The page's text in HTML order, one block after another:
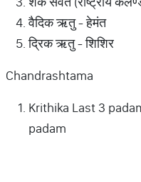
वैदिक ऋतु - हेमंत
द्रिक ऋतु - शिशिर
Chandrashtama
Krithika Last 3
padam